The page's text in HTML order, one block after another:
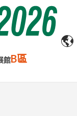
館B區